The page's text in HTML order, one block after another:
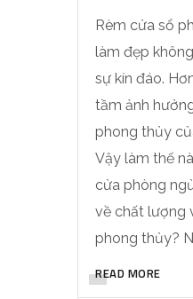
Rèm cửa sổ
làm đẹp
sự kín đáo.
tầm ảnh
phong thủy
Vậy làm thế
cửa phòng
về chất lượng
phong thủy?
READ MORE